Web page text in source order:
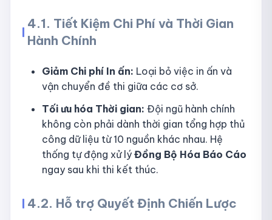
4.1. Tiết Kiệm Chi Phí và Thời Gian
Hành Chính
Giảm Chi phí In ấn: Loại bỏ việc in ấn và
vận chuyển đề thi giữa các cơ sở.
Tối ưu hóa Thời gian: Đội ngũ hành chính
không còn phải dành thời gian tổng hợp thủ
công dữ liệu từ 10 nguồn khác nhau. Hệ
thống tự động xử lý Đồng Bộ Hóa Báo Cáo
ngay sau khi thi kết thúc.
4.2. Hỗ trợ Quyết Định Chiến Lược